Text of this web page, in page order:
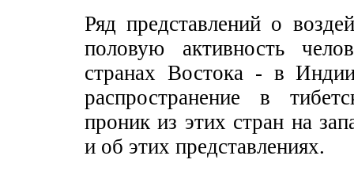
Ряд представлений о
половую активность
странах Востока - в
распространение в
проник из этих стран на
и об этих представлениях.